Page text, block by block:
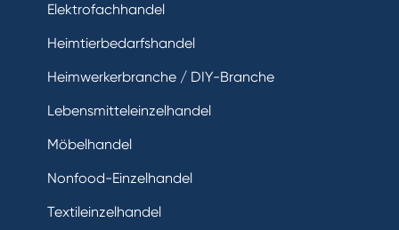
Elektrofachhandel
Heimtierbedarfshandel
Heimwerkerbranche / DIY-Branche
Lebensmitteleinzelhandel
Möbelhandel
Nonfood-Einzelhandel
Textileinzelhandel